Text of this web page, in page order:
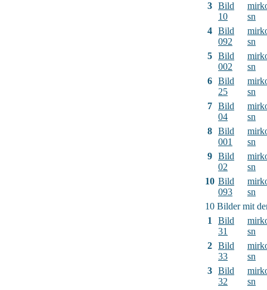
3 Bild
10
sn
4 Bild
092
sn
5 Bild
002
sn
6 Bild
25
sn
7 Bild
04
sn
8 Bild
001
sn
9 Bild
02
sn
10 Bild
093
sn
10 Bilder mit
1
Bild
31
sn
2 Bild
33
sn
3 Bild
32
sn